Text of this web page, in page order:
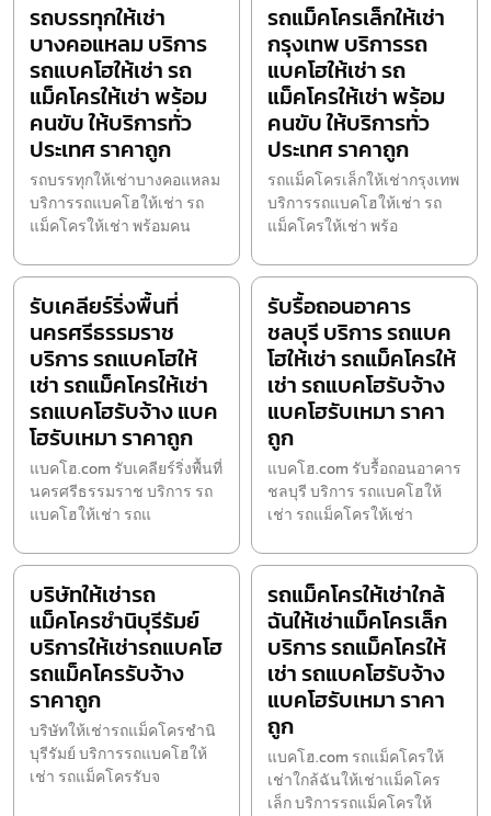
รถบรรทุกให้เช่า
บางคอแหลม บริการ
รถแบคโฮให้เช่า รถ
แม็คโครให้เช่า พร้อม
คนขับ ให้บริการทั่ว
ประเทศ ราคาถูก
รถบรรทุกให้เช่าบางคอแหลม
บริการรถแบคโฮให้เช่า รถ
แม็คโครให้เช่า พร้อมคน
รถแม็คโครเล็กให้เช่า
กรุงเทพ บริการรถ
แบคโฮให้เช่า รถ
แม็คโครให้เช่า พร้อม
คนขับ ให้บริการทั่ว
ประเทศ ราคาถูก
รถแม็คโครเล็กให้เช่ากรุงเทพ
บริการรถแบคโฮให้เช่า รถ
แม็คโครให้เช่า พร้อ
รับเคลียร์ริ่งพื้นที่
นครศรีธรรมราช
บริการ รถแบคโฮให้
เช่า รถแม็คโครให้เช่า
รถแบคโฮรับจ้าง แบค
โฮรับเหมา ราคาถูก
แบคโฮ.com รับเคลียร์ริ่งพื้นที่
นครศรีธรรมราช บริการ รถ
แบคโฮให้เช่า รถแ
รับรื้อถอนอาคาร
ชลบุรี บริการ รถแบค
โฮให้เช่า รถแม็คโครให้
เช่า รถแบคโฮรับจ้าง
แบคโฮรับเหมา ราคา
ถูก
แบคโฮ.com รับรื้อถอนอาคาร
ชลบุรี บริการ รถแบคโฮให้
เช่า รถแม็คโครให้เช่า
บริษัทให้เช่ารถ
แม็คโครชำนิบุรีรัมย์
บริการให้เช่ารถแบคโฮ
รถแม็คโครรับจ้าง
ราคาถูก
บริษัทให้เช่ารถแม็คโครชำนิ
บุรีรัมย์ บริการรถแบคโฮให้
เช่า รถแม็คโครรับจ
รถแม็คโครให้เช่าใกล้
ฉันให้เช่าแม็คโครเล็ก
บริการ รถแม็คโครให้
เช่า รถแบคโฮรับจ้าง
แบคโฮรับเหมา ราคา
ถูก
แบคโฮ.com รถแม็คโครให้
เช่าใกล้ฉันให้เช่าแม็คโคร
เล็ก บริการรถแม็คโครให้